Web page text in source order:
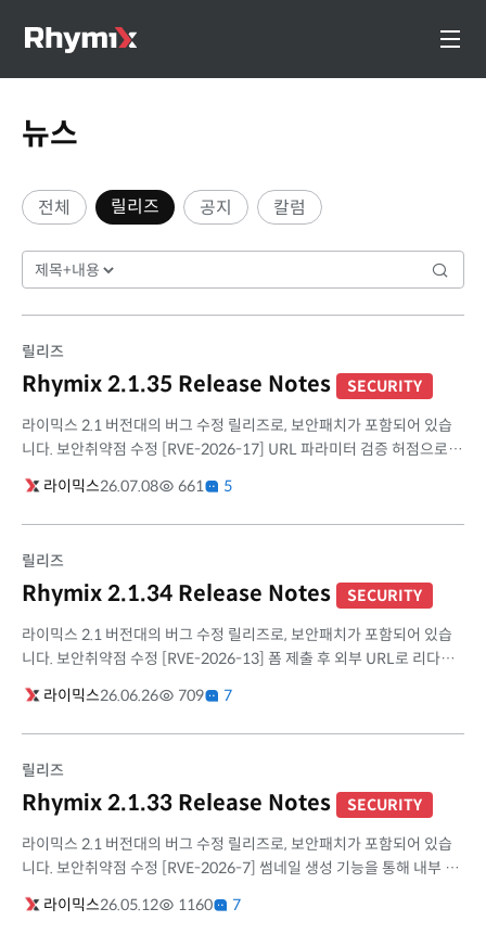
뉴스
전체 릴리즈 공지 칼럼
릴리즈
Rhymix 2.1.35 Release Notes
SECURITY
라이믹스 2.1 버전대의 버그 수정 릴리즈로, 보안패치가 포함되어 있습
니다. 보안취약점 수정 [RVE-2026-17] URL 파라미터 검증 허점으로
2026-13 취...
라이믹스26.07.08 661 5
릴리즈
Rhymix 2.1.34 Release Notes
SECURITY
라이믹스 2.1 버전대의 버그 수정 릴리즈로, 보안패치가 포함되어 있습
니다. 보안취약점 수정 [RVE-2026-13] 폼 제출 후 외부 URL로 리다이
듈의 외...
라이믹스26.06.26 709 7
릴리즈
Rhymix 2.1.33 Release Notes
SECURITY
라이믹스 2.1 버전대의 버그 수정 릴리즈로, 보안패치가 포함되어 있습
니다. 보안취약점 수정 [RVE-2026-7] 썸네일 생성 기능을 통해 내부 정
지 ...
라이믹스26.05.12 1160 7